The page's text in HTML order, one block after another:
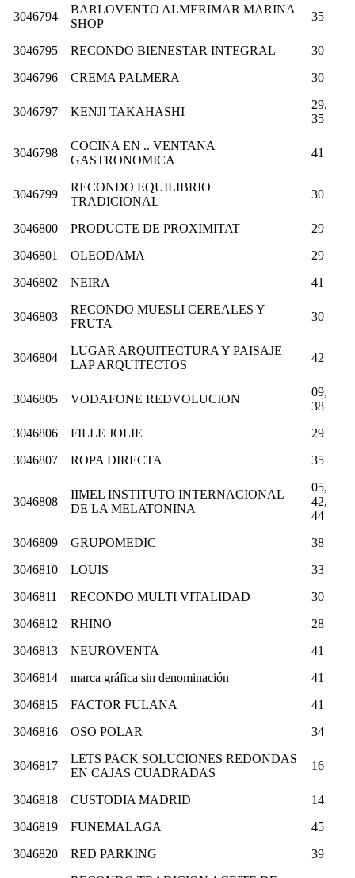
3046794
BARLOVENTO ALMERIMAR MARINA
SHOP
35
3046795 RECONDO BIENESTAR INTEGRAL
30
3046796
CREMA PALMERA 30
3046797 KENJI TAKAHASHI
29,
35
3046798
COCINA EN .. VENTANA
GASTRONOMICA
41
3046799
RECONDO EQUILIBRIO
TRADICIONAL
30
3046800 PRODUCTE DE PROXIMITAT
29
3046801
OLEODAMA
29
3046802
NEIRA 41
3046803
RECONDO MUESLI CEREALES Y
FRUTA
30
3046804
LUGAR ARQUITECTURA Y PAISAJE
LAP ARQUITECTOS
42
3046805 VODAFONE REDVOLUCION
09,
38
3046806
FILLE JOLIE
29
3046807
ROPA DIRECTA 35
3046808
IIMEL INSTITUTO INTERNACIONAL
DE LA MELATONINA
05,
42,
44
3046809
GRUPOMEDIC
38
3046810
LOUIS
33
3046811
RECONDO MULTI VITALIDAD
30
3046812
RHINO
28
3046813
NEUROVENTA
41
3046814
marca gráfica sin denominación
41
3046815
FACTOR FULANA
41
3046816
OSO POLAR 34
3046817
LETS PACK SOLUCIONES REDONDAS
EN CAJAS CUADRADAS
16
3046818 CUSTODIA MADRID
14
3046819
FUNEMALAGA
45
3046820
RED PARKING 39